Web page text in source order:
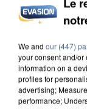
APRÈS
DE FAUNE
We and our (447)
your consent and/or
information on a
profiles for
advertising;
performance;